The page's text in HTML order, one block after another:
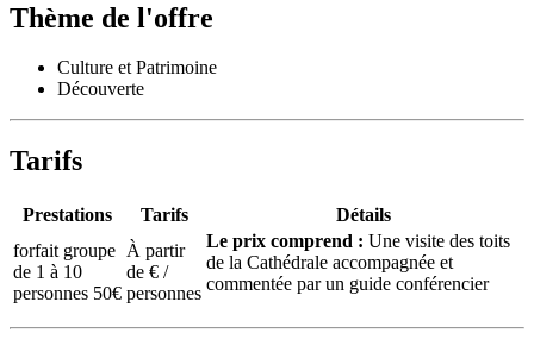
Thème de l'offre
Culture et Patrimoine
Découverte
Tarifs
Prestations Tarifs
Détails
forfait groupe
de 1 à 10
personnes 50€
À partir
de € /
personnes
Le prix comprend : Une visite des toits
de la Cathédrale accompagnée et
commentée par un guide conférencier